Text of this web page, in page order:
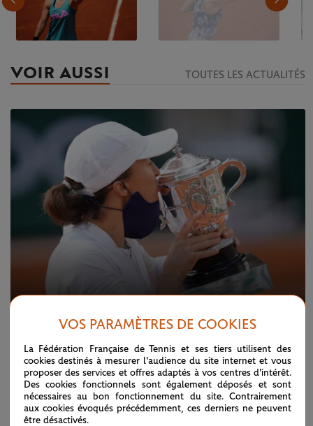
VOIR AUSSI TOUTES LES ACTUALITÉS
JEUDI 27 MAI 2021
féminin ?
VOS PARAMÈTRES DE COOKIES
La Fédération Française de Tennis et ses tiers utilisent des
cookies destinés à mesurer l'audience du site internet et vous
proposer des services et offres adaptés à vos centres d'intérêt.
Des cookies fonctionnels sont également déposés et sont
nécessaires au bon fonctionnement du site. Contrairement
aux cookies évoqués précédemment, ces derniers ne peuvent
être désactivés.